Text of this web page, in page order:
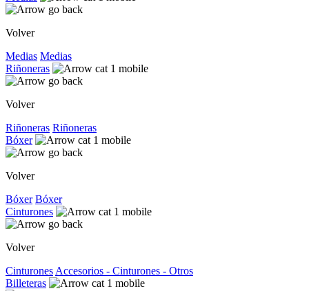
Volver
Medias Medias
Riñoneras
Volver
Riñoneras Riñoneras
Bóxer
Volver
Bóxer Bóxer
Cinturones
Volver
Cinturones Accesorios - Cinturones - Otros
Billeteras